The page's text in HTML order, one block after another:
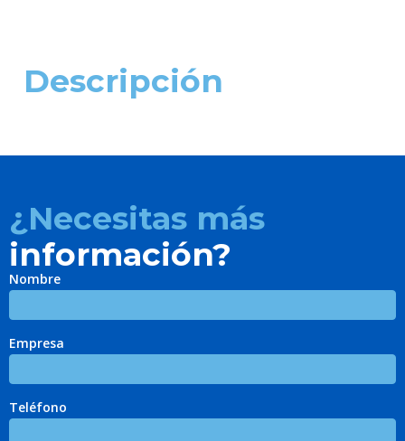
Descripción
¿Necesitas más
información?
Nombre
Empresa
Teléfono